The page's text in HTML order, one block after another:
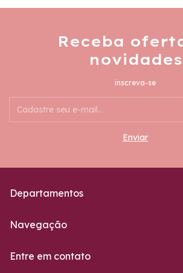
Receba
novidades
inscreva-se
Departamentos
Navegação
Entre em contato